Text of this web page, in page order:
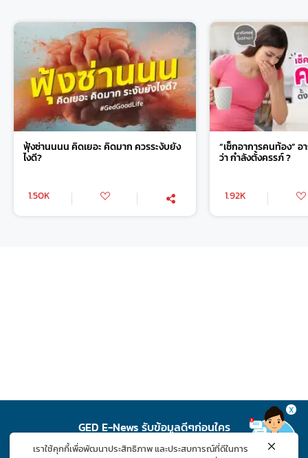
ฟุ้งซ่านนนน คิดเยอะ คิดมาก ควรระงับยัง
ไงดี?
1.50K
“เช็กอาการคนท้อง”
ว่า กำลังตั้งครรภ์ ?
1.92K
GED E-News รับข้อมูลดีๆก่อนใคร
X
เราใช้คุกกี้เพื่อพัฒนาประสิทธิภาพ และประสบการณ์ที่ดีในการ